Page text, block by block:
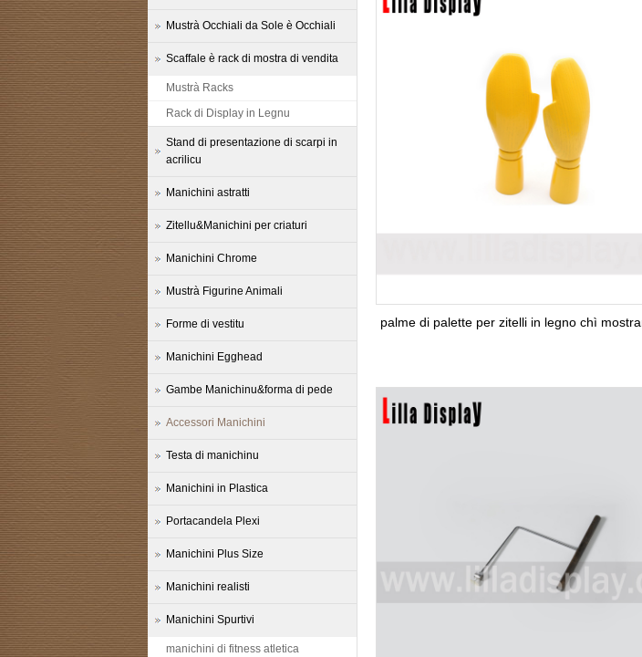
palme di palette per zitelli in legno chì
Mustrà Occhiali da Sole è Occhiali
Scaffale è rack di mostra di vendita
Mustrà Racks
Rack di Display in Legnu
Stand di presentazione di scarpi in
acrilicu
Manichini astratti
Zitellu&Manichini per criaturi
Manichini Chrome
Mustrà Figurine Animali
Forme di vestitu
Manichini Egghead
Gambe Manichinu&forma di pede
Accessori Manichini
Testa di manichinu
Manichini in Plastica
Portacandela Plexi
Manichini Plus Size
Manichini realisti
Manichini Spurtivi
manichini di fitness atletica